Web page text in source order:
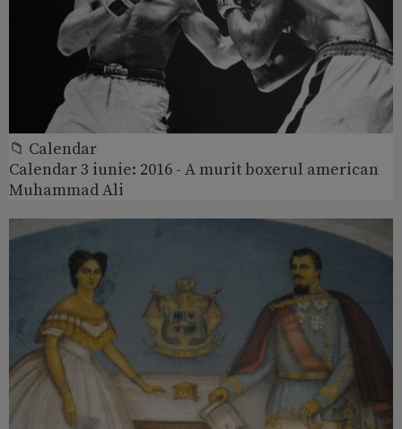
📁 Calendar
Calendar 3 iunie: 2016 - A murit boxerul american
Muhammad Ali